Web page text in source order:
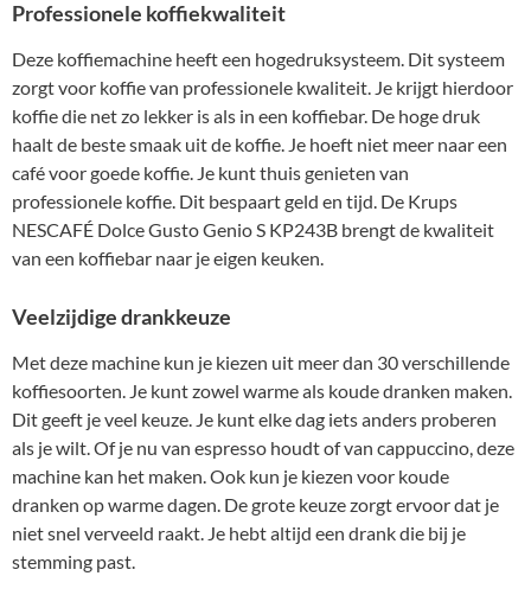
Professionele koffiekwaliteit
Deze koffiemachine heeft een hogedruksysteem. Dit systeem
zorgt voor koffie van professionele kwaliteit. Je krijgt hierdoor
koffie die net zo lekker is als in een koffiebar. De hoge druk
haalt de beste smaak uit de koffie. Je hoeft niet meer naar een
café voor goede koffie. Je kunt thuis genieten van
professionele koffie. Dit bespaart geld en tijd. De Krups
NESCAFÉ Dolce Gusto Genio S KP243B brengt de kwaliteit
van een koffiebar naar je eigen keuken.
Veelzijdige drankkeuze
Met deze machine kun je kiezen uit meer dan 30 verschillende
koffiesoorten. Je kunt zowel warme als koude dranken maken.
Dit geeft je veel keuze. Je kunt elke dag iets anders proberen
als je wilt. Of je nu van espresso houdt of van cappuccino, deze
machine kan het maken. Ook kun je kiezen voor koude
dranken op warme dagen. De grote keuze zorgt ervoor dat je
niet snel verveeld raakt. Je hebt altijd een drank die bij je
stemming past.